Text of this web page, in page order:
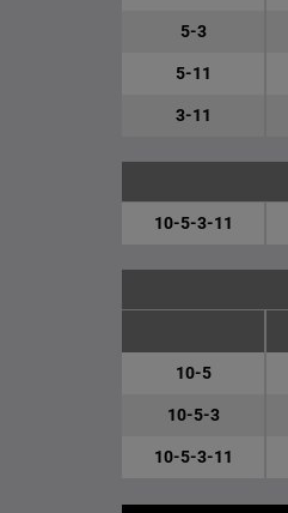
5-3
5-11
3-11
10-5-3-11
10-5
10-5-3
10-5-3-11